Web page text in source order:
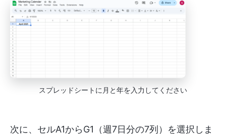
スプレッドシートに月と年を入力してください
次に、セルA1からG1（週7日分の7列）を選択しま